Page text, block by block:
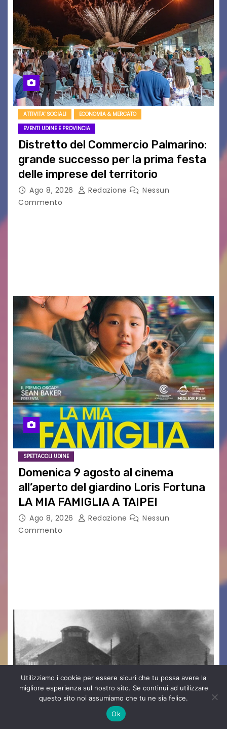
ATTIVITA' SOCIALI
ECONOMIA & MERCATO
EVENTI UDINE E PROVINCIA
Distretto del Commercio Palmarino:
grande successo per la prima festa
delle imprese del territorio
Ago 8, 2026 Redazione
Nessun
Commento
SPETTACOLI UDINE
Domenica 9 agosto al cinema
all’aperto del giardino Loris Fortuna
LA MIA FAMIGLIA A TAIPEI
Ago 8, 2026 Redazione
Nessun
Commento
Utilizziamo i cookie per essere sicuri che tu possa avere la
migliore esperienza sul nostro sito. Se continui ad utilizzare
questo sito noi assumiamo che tu ne sia felice.
Ok